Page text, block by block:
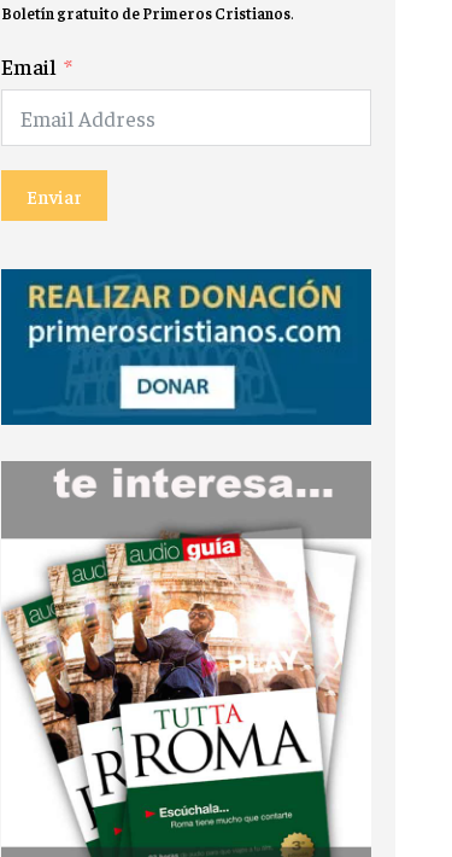
Boletín gratuito de Primeros Cristianos.
Email
Enviar